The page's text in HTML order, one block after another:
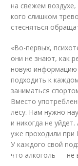
на свежем
кого слишком
стесняться
«Во-первых,
они не знают, как
новую информацию
подходить к
заниматься
Вместо
лесу. Нам нужно
и никогда не
уже проходили при
У каждого свой
что алкоголь — не